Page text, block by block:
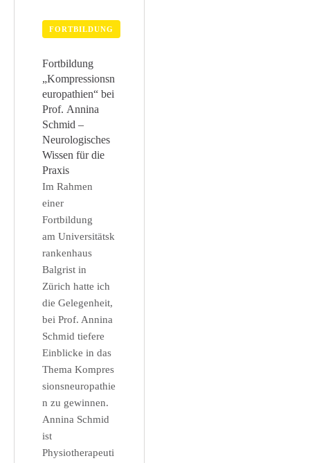
FORTBILDUNG
Fortbildung
„Kompressionsn
europathien“ bei
Prof. Annina
Schmid –
Neurologisches
Wissen für die
Praxis
Im Rahmen
einer
Fortbildung
am Universitätsk
rankenhaus
Balgrist in
Zürich hatte ich
die Gelegenheit,
bei Prof. Annina
Schmid tiefere
Einblicke in das
Thema Kompres
sionsneuropathie
n zu gewinnen.
Annina Schmid
ist
Physiotherapeuti